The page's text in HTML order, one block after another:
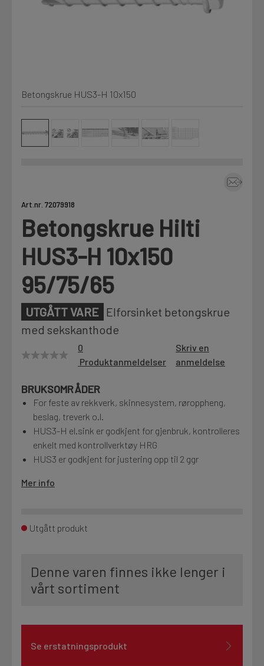
Annet
Fag
Motek
Finn butikk
Kontakt og åpningstider
Kontakt
Fra rådgivning til sporing av ordre
Kampanjer
Kvalitetsprodukter til ekstra gode priser
Siste nytt om dine favorittprodukter
Min Fleet NYHET
Prislister
Firmainformasjon
LOGG UT
Betongskrue HUS3-H 10x150
Art.nr. 72079918
Betongskrue Hilti
HUS3-H 10x150
95/75/65
UTGÅTT VARE Elforsinket betongskrue
med sekskanthode
0
Produktanmeldelser
Skriv en
anmeldelse
BRUKSOMRÅDER
For feste av rekkverk, skinnesystem, røroppheng,
beslag, treverk o.l.
HUS3-H el.sink er godkjent for gjenbruk, kontrolleres
enkelt med kontrollverktøy HRG
HUS3 er godkjent for justering opp til 2 ggr
Mer info
Utgått produkt
Denne varen finnes ikke lenger i
vårt sortiment
Se erstatningsprodukt